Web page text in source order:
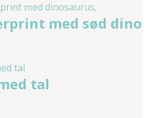
med sød dino
tal